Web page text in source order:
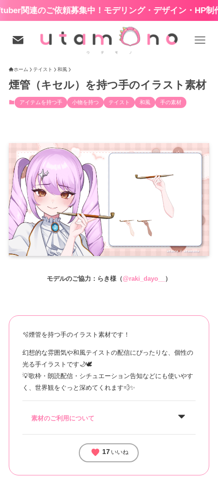
ご依頼募集中！モデリング・デザイン・HP制作など
ホーム テイスト 和風
煙管（キセル）を持つ手のイラスト素材
アイテムを持つ手 小物を持つ テイスト 和風 手の素材
モデルのご協力：らき様（@raki_dayo__ ）
🫧煙管を持つ手のイラスト素材です！
幻想的な雰囲気や和風テイストの配信にぴったりな、個性の
光る手イラストです🌙🕊️
💡歌枠・朗読配信・シチュエーション告知などにも使いやす
く、世界観をぐっと深めてくれます💨✨
素材のご利用について
favorite 17 いいね